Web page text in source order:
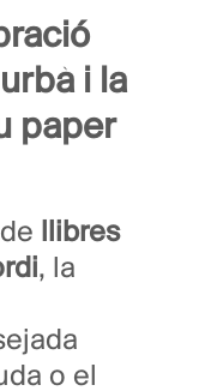
i la
paper
llibres
, la
o el